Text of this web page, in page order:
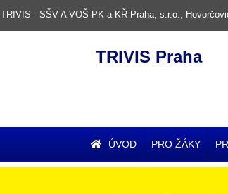
TRIVIS - SŠV A VOŠ PK a KŘ Praha, s.r.o.,
TRIVIS Praha
ÚVOD PRO ŽÁKY